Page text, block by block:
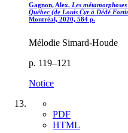
Gagnon, Alex. Les
Québec (de Louis Cyr à Dédé
Montréal, 2020, 584 p.
Mélodie Simard-Houde
p. 119–121
Notice
PDF
HTML